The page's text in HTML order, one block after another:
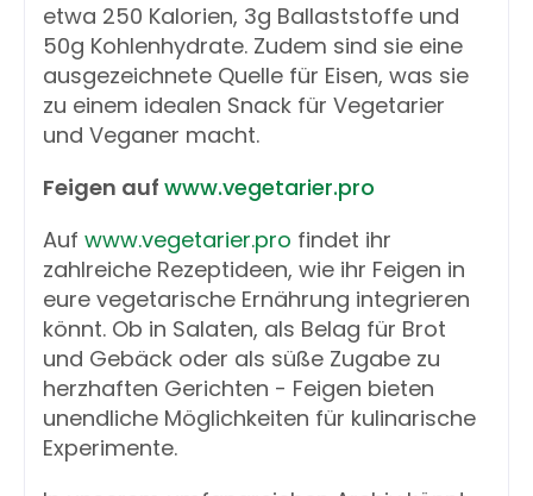
etwa 250 Kalorien, 3g Ballaststoffe und
50g Kohlenhydrate. Zudem sind sie eine
ausgezeichnete Quelle für Eisen, was sie
zu einem idealen Snack für Vegetarier
und Veganer macht.
Feigen auf www.vegetarier.pro
Auf www.vegetarier.pro findet ihr
zahlreiche Rezeptideen, wie ihr Feigen in
eure vegetarische Ernährung integrieren
könnt. Ob in Salaten, als Belag für Brot
und Gebäck oder als süße Zugabe zu
herzhaften Gerichten - Feigen bieten
unendliche Möglichkeiten für kulinarische
Experimente.